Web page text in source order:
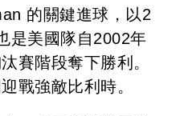
的關鍵進球，以2
是美國隊自2002年
賽階段奪下勝利。
戰強敵比利時。